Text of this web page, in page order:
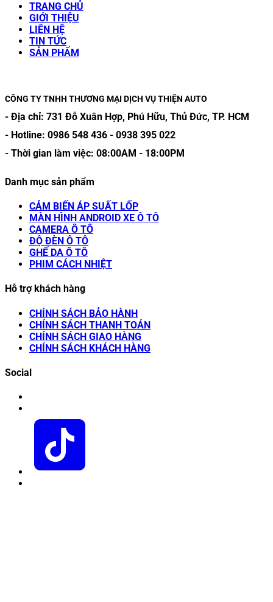
TRANG CHỦ
GIỚI THIỆU
LIÊN HỆ
TIN TỨC
SẢN PHẨM
CÔNG TY TNHH THƯƠNG MẠI DỊCH VỤ THIỆN AUTO
- Địa chỉ: 731 Đỗ Xuân Hợp, Phú Hữu, Thủ Đức, TP. HCM
- Hotline: 0986 548 436 - 0938 395 022
- Thời gian làm việc: 08:00AM - 18:00PM
Danh mục sản phẩm
CẢM BIẾN ÁP SUẤT LỐP
MÀN HÌNH ANDROID XE Ô TÔ
CAMERA Ô TÔ
ĐỘ ĐÈN Ô TÔ
GHẾ DA Ô TÔ
PHIM CÁCH NHIỆT
Hỗ trợ khách hàng
CHÍNH SÁCH BẢO HÀNH
CHÍNH SÁCH THANH TOÁN
CHÍNH SÁCH GIAO HÀNG
CHÍNH SÁCH KHÁCH HÀNG
Social